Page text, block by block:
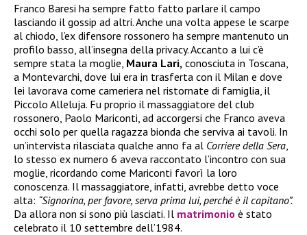
Franco Baresi ha sempre fatto fatto parlare il campo
lasciando il gossip ad altri. Anche una volta appese le scarpe
al chiodo, l’ex difensore rossonero ha sempre mantenuto un
profilo basso, all’insegna della privacy. Accanto a lui c’è
sempre stata la moglie, Maura Lari, conosciuta in Toscana,
a Montevarchi, dove lui era in trasferta con il Milan e dove
lei lavorava come cameriera nel ristornate di famiglia, il
Piccolo Alleluja. Fu proprio il massaggiatore del club
rossonero, Paolo Mariconti, ad accorgersi che Franco aveva
occhi solo per quella ragazza bionda che serviva ai tavoli. In
un’intervista rilasciata qualche anno fa al Corriere della Sera
lo stesso ex numero 6 aveva raccontato l’incontro con sua
moglie, ricordando come Mariconti favorì la loro
conoscenza. Il massaggiatore, infatti, avrebbe detto voce
alta: “Signorina, per favore, serva prima lui, perché è il capitano”.
Da allora non si sono più lasciati. Il matrimonio è stato
celebrato il 10 settembre dell’1984.